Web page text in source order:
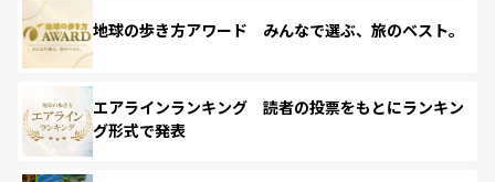
地球の歩き方アワード みんなで選ぶ、旅のベスト。
エアラインランキング 読者の投票をもとにランキン
グ形式で発表